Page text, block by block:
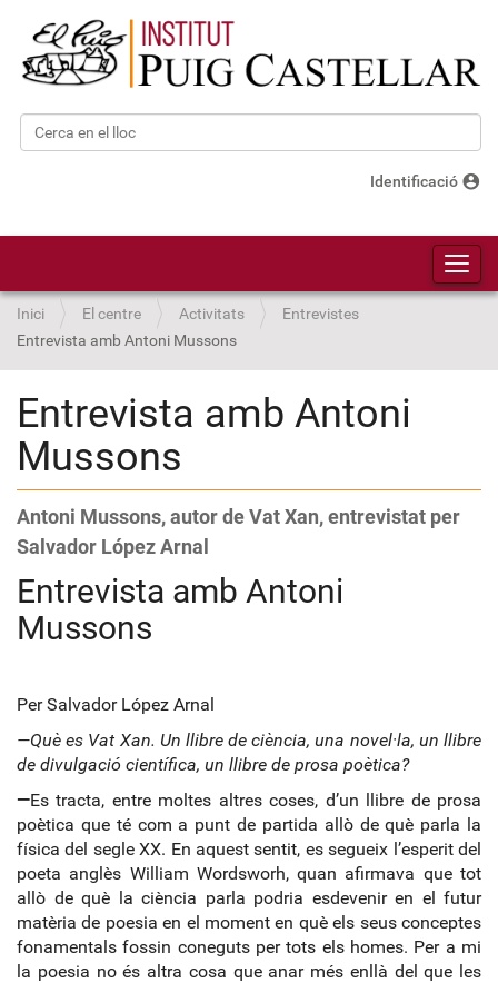
Cerca
Identificació account_circle
Inici El centre Activitats
Entrevistes
Entrevista amb Antoni Mussons
Entrevista amb Antoni
Mussons
Antoni Mussons, autor de Vat Xan, entrevistat per
Salvador López Arnal
Entrevista amb Antoni
Mussons
Per Salvador López Arnal
—Què es Vat Xan. Un llibre de ciència, una novel·la, un llibre
de divulgació científica, un llibre de prosa poètica?
—Es tracta, entre moltes altres coses, d’un llibre de prosa
poètica que té com a punt de partida allò de què parla la
física del segle XX. En aquest sentit, es segueix l’esperit del
poeta anglès William Wordsworh, quan afirmava que tot
allò de què la ciència parla podria esdevenir en el futur
matèria de poesia en el moment en què els seus conceptes
fonamentals fossin coneguts per tots els homes. Per a mi
la poesia no és altra cosa que anar més enllà del que les